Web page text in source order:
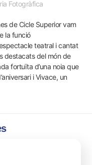
Fotogràfica
de Cicle Superior vam
la funció
teatral i cantat
destacats del món de
fortuïta d’una noia que
iVivace, un